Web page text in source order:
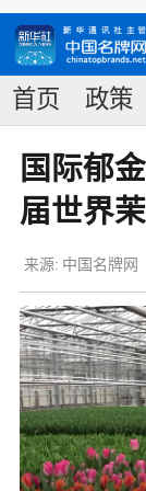
首页 政策
国际郁
届世界
来源: 中国名牌网